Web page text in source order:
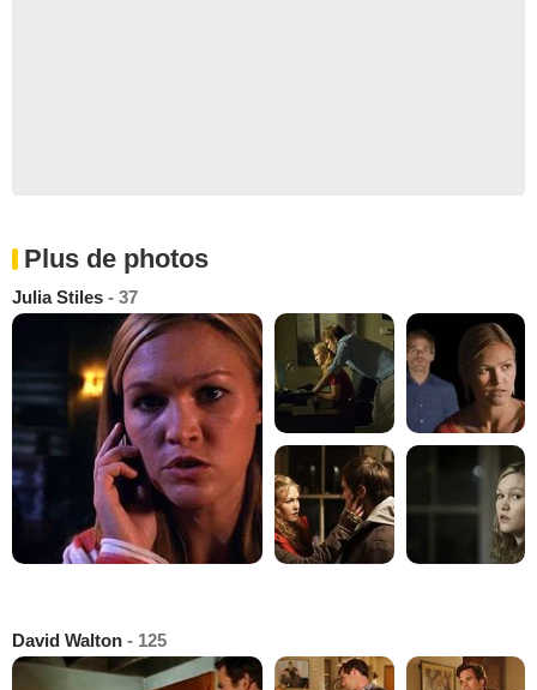
Plus de photos
Julia Stiles - 37
David Walton - 125